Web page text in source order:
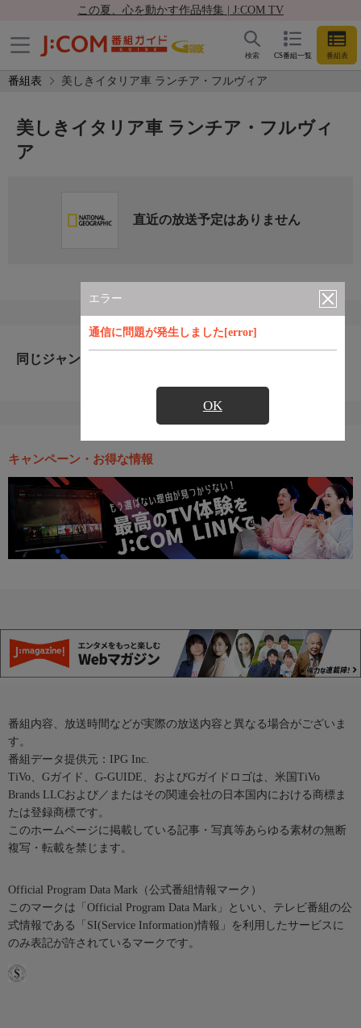
この夏、心を動かす作品特集 | J:COM TV
CS番組一覧 番組表
検索
番組表 美しきイタリア車 ランチア・フルヴィア
エラー
通信に問題が発生しました[error]
OK
美しきイタリア車 ランチア・フルヴィ
ア
直近の放送予定はありません
同じジャンルのおすすめ番組
キャンペーン・お得な情報
番組内容、放送時間などが実際の放送内容と異なる場合がございま
す。
番組データ提供元：IPG Inc.
TiVo、Gガイド、G-GUIDE、およびGガイドロゴは、米国TiVo
Brands LLCおよび／またはその関連会社の日本国内における商標ま
たは登録商標です。
このホームページに掲載している記事・写真等あらゆる素材の無断
複写・転載を禁じます。
Official Program Data Mark（公式番組情報マーク）
このマークは「Official Program Data Mark」といい、テレビ番組の公
式情報である「SI(Service Information)情報」を利用したサービスに
のみ表記が許されているマークです。